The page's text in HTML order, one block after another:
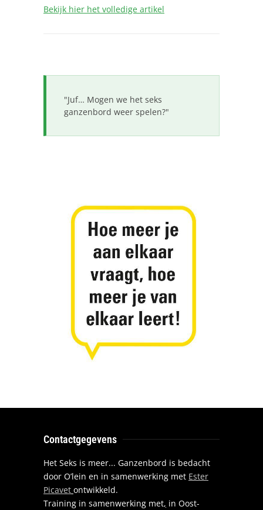
Bekijk hier het volledige artikel
"Juf… Mogen we het seks
ganzenbord weer spelen?"
Contactgegevens
Het Seks is meer... Ganzenbord is bedacht
door O’lein en in samenwerking met Ester
Picavet ontwikkeld.
Training in samenwerking met, in Oost-